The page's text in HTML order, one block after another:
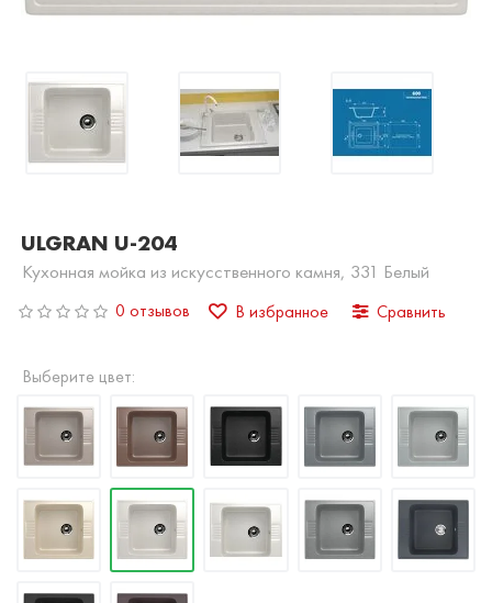
ULGRAN U-204
Кухонная мойка из искусственного камня, 331 Белый
0 отзывов В избранное Сравнить
Выберите цвет: